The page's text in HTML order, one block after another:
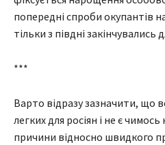
попередні спроби окупантів
тільки з півдні закінчувались
***
Варто відразу зазначити, що
легких для росіян і не є
причини відносно швидкого